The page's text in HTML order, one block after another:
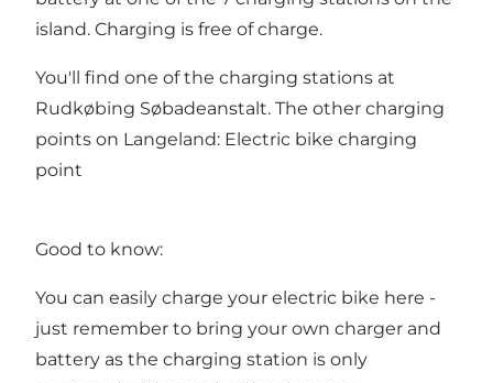
island. Charging is free of charge.
You'll find one of the charging stations at
Rudkøbing Søbadeanstalt. The other charging
points on Langeland: Electric bike charging
point
Good to know:
You can easily charge your electric bike here -
just remember to bring your own charger and
battery as the charging station is only